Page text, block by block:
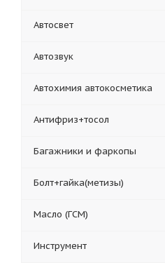
Автосвет
Автозвук
Автохимия автокосметика
Антифриз+тосол
Багажники и фаркопы
Болт+гайка(метизы)
Масло (ГСМ)
Инструмент